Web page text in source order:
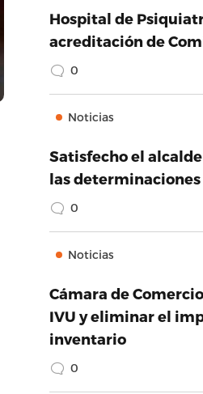
Hospital de
acreditación de
0
Noticias
Satisfecho el
las
0
Noticias
Cámara de
IVU y eliminar el
inventario
0